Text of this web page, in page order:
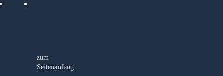
zum
Seitenanfang